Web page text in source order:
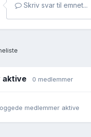
Skriv svar til emnet...
aktive 0 medlemmer
medlemmer aktive